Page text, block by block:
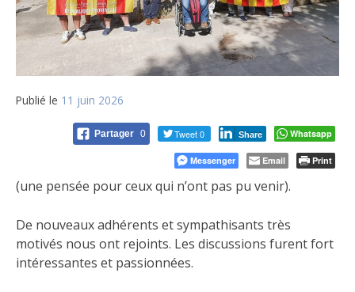
Publié le 11 juin 2026
Partager 0 Tweet 0 Share Whatsapp
Messenger Email Print
(une pensée pour ceux qui n’ont pas pu venir).
De nouveaux adhérents et sympathisants très
motivés nous ont rejoints. Les discussions furent fort
intéressantes et passionnées.